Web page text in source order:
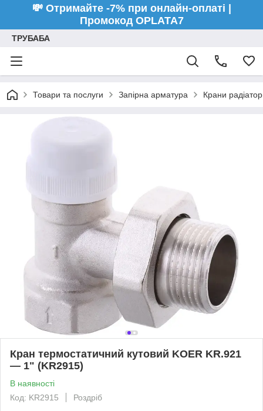
💸 Отримайте -7% при онлайн-оплаті |
Промокод OPLATA7
ТРУБАБА
Товари та послуги Запірна арматура Крани
Кран термостатичний кутовий KOER KR.921
— 1" (KR2915)
В наявності
Код: KR2915
Роздріб